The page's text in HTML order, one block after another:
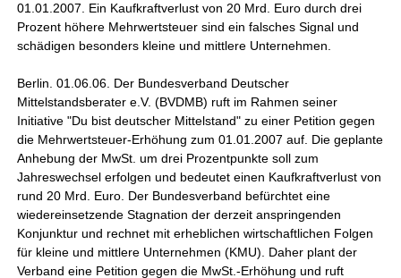
01.01.2007. Ein Kaufkraftverlust von 20 Mrd. Euro durch drei
Prozent höhere Mehrwertsteuer sind ein falsches Signal und
schädigen besonders kleine und mittlere Unternehmen.
Berlin. 01.06.06. Der Bundesverband Deutscher
Mittelstandsberater e.V. (BVDMB) ruft im Rahmen seiner
Initiative "Du bist deutscher Mittelstand" zu einer Petition gegen
die Mehrwertsteuer-Erhöhung zum 01.01.2007 auf. Die geplante
Anhebung der MwSt. um drei Prozentpunkte soll zum
Jahreswechsel erfolgen und bedeutet einen Kaufkraftverlust von
rund 20 Mrd. Euro. Der Bundesverband befürchtet eine
wiedereinsetzende Stagnation der derzeit anspringenden
Konjunktur und rechnet mit erheblichen wirtschaftlichen Folgen
für kleine und mittlere Unternehmen (KMU). Daher plant der
Verband eine Petition gegen die MwSt.-Erhöhung und ruft